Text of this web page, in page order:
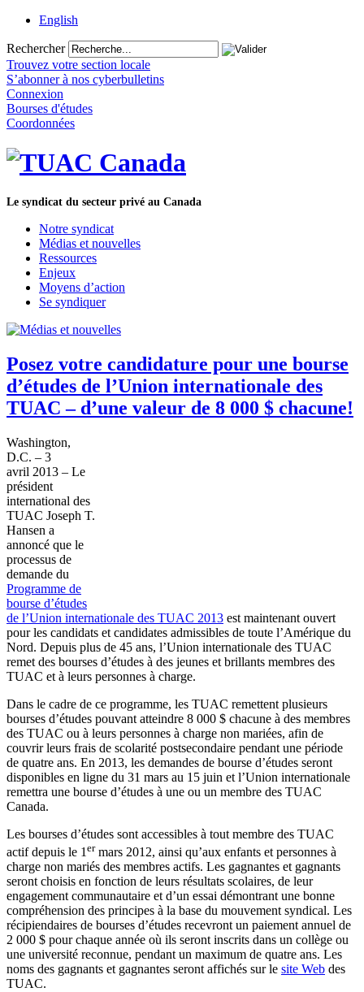
English
Rechercher
Trouvez votre section locale
S’abonner à nos cyberbulletins
Connexion
Bourses d'études
Coordonnées
Le syndicat du secteur privé au Canada
Notre syndicat
Médias et nouvelles
Ressources
Enjeux
Moyens d’action
Se syndiquer
Posez votre candidature pour une bourse
d’études de l’Union internationale des
TUAC – d’une valeur de 8 000 $ chacune!
Washington,
D.C. – 3
avril 2013 – Le
président
international des
TUAC Joseph T.
Hansen a
annoncé que le
processus de
demande du
Programme de
bourse d’études
de l’Union internationale des TUAC 2013 est maintenant ouvert
pour les candidats et candidates admissibles de toute l’Amérique du
Nord. Depuis plus de 45 ans, l’Union internationale des TUAC
remet des bourses d’études à des jeunes et brillants membres des
TUAC et à leurs personnes à charge.
Dans le cadre de ce programme, les TUAC remettent plusieurs
bourses d’études pouvant atteindre 8 000 $ chacune à des membres
des TUAC ou à leurs personnes à charge non mariées, afin de
couvrir leurs frais de scolarité postsecondaire pendant une période
de quatre ans. En 2013, les demandes de bourse d’études seront
disponibles en ligne du 31 mars au 15 juin et l’Union internationale
remettra une bourse d’études à une ou un membre des TUAC
Canada.
Les bourses d’études sont accessibles à tout membre des TUAC
actif depuis le 1 ermars 2012, ainsi qu’aux enfants et personnes à
charge non mariés des membres actifs. Les gagnantes et gagnants
seront choisis en fonction de leurs résultats scolaires, de leur
engagement communautaire et d’un essai démontrant une bonne
compréhension des principes à la base du mouvement syndical. Les
récipiendaires de bourses d’études recevront un paiement annuel de
2 000 $ pourchaque année où ils seront inscrits dans un collège ou
une université reconnue, pendant un maximum de quatre ans. Les
noms des gagnants et gagnantes seront affichés surle site Web des
TUAC.